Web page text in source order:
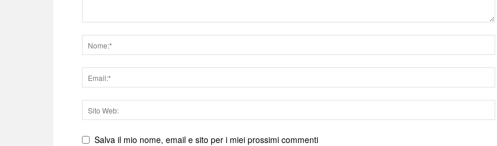
Nome
Email
Sito
web
Salva il mio nome, email e sito per i miei prossimi commenti